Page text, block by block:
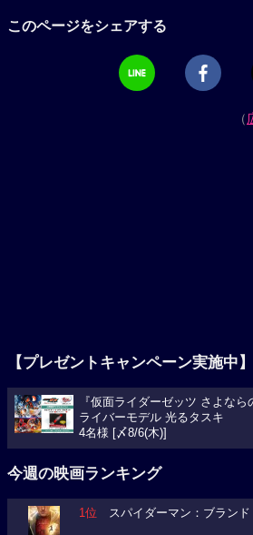
このページをシェアする
（
【プレゼントキャンペーン実施中】
『仮面ライダーゼッツ さよな
ライバーモデル 光るタスキ
4名様 [〆8/6(木)]
今週の映画ランキング
1位 スパイダーマン：ブランド